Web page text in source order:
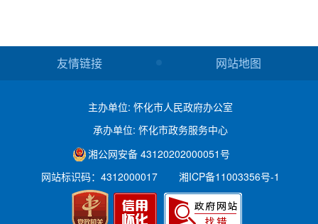
友情链接 网站地图
主办单位: 怀化市人民政府办公室
承办单位: 怀化市政务服务中心
湘公网安备 43120202000051号
网站标识码：4312000017
湘ICP备11003356号-1